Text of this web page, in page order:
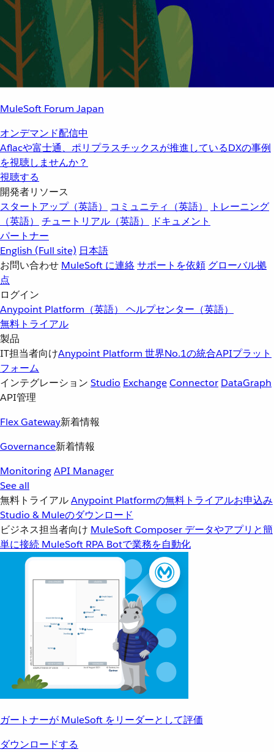
MuleSoft Forum Japan
オンデマンド配信中
Aflacや富士通、ポリプラスチックスが推進しているDXの事例
を視聴しませんか？
視聴する
開発者リソース
スタートアップ（英語）
コミュニティ（英語）
トレーニング
（英語）
チュートリアル（英語）
ドキュメント
パートナー
English (Full site) 日本語
お問い合わせ MuleSoft に連絡サポートを依頼 グローバル拠
点
ログイン
Anypoint Platform（英語） ヘルプセンター（英語）
無料トライアル
製品
IT担当者向けAnypoint Platform 世界No.1の統合APIプラット
フォーム
インテグレーション Studio ExchangeConnector DataGraph
API管理
Flex Gateway新着情報
Governance新着情報
MonitoringAPI Manager
See all
無料トライアルAnypoint Platformの無料トライアルお申込み
Studio & Muleのダウンロード
ビジネス担当者向け MuleSoft Composer データやアプリと簡
単に接続 MuleSoft RPA Botで業務を自動化
ガートナーが MuleSoft をリーダーとして評価
ダウンロードする